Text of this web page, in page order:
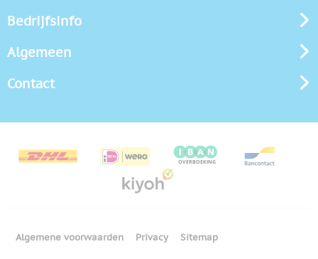
Bedrijfsinfo
Algemeen
Contact
Algemene voorwaarden Privacy Sitemap